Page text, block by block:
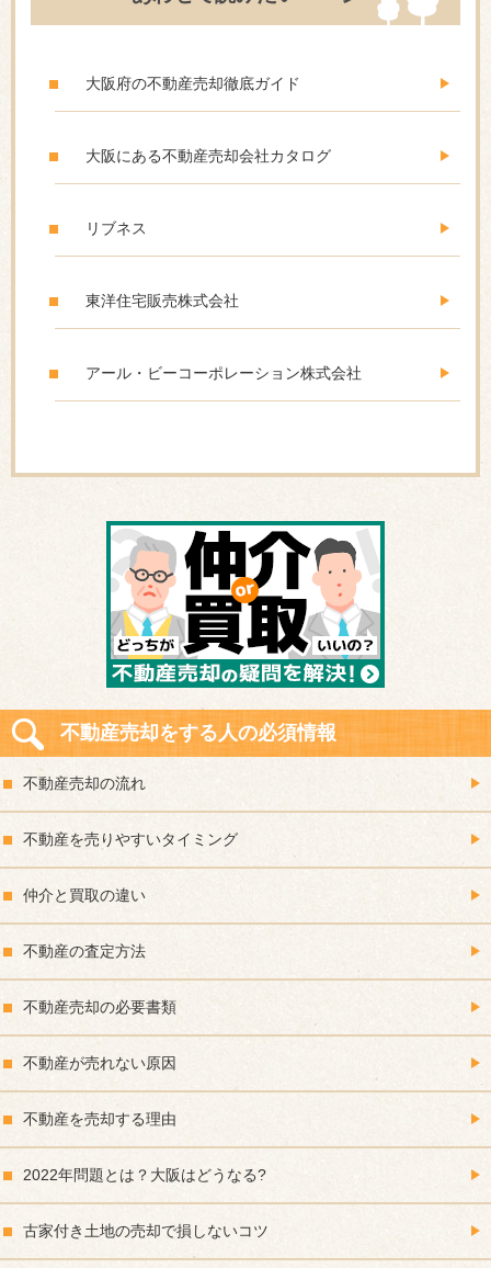
大阪府の不動産売却徹底ガイド
大阪にある不動産売却会社カタログ
リブネス
東洋住宅販売株式会社
アール・ビーコーポレーション株式会社
不動産売却をする人の必須情報
不動産売却の流れ
不動産を売りやすいタイミング
仲介と買取の違い
不動産の査定方法
不動産売却の必要書類
不動産が売れない原因
不動産を売却する理由
2022年問題とは？大阪はどうなる?
古家付き土地の売却で損しないコツ